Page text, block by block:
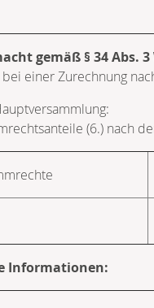
gemäß § 34 Abs. 3
einer Zurechnung
(6.) nach
Informationen: